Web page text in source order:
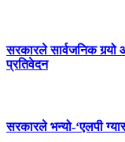
सरकारले सार्वजनिक
प्रतिवेदन
सरकारले भन्यो-‘एलपी